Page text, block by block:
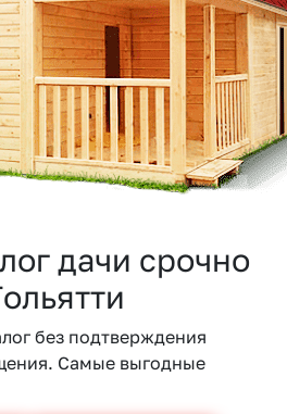
дачи срочно
без подтверждения
Самые выгодные